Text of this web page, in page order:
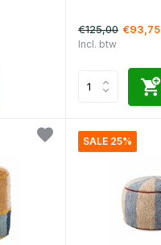
€125,00 €93,75
Incl. btw
SALE 25%